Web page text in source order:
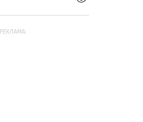
РЕКЛАМА: